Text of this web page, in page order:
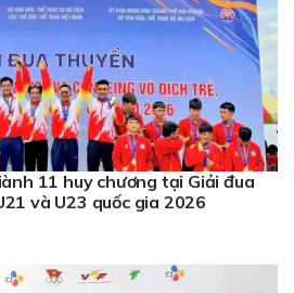
11 huy chương tại Giải đua
và U23 quốc gia 2026